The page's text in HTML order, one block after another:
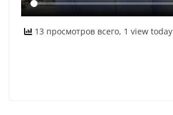
13 просмотров всего, 1 view today